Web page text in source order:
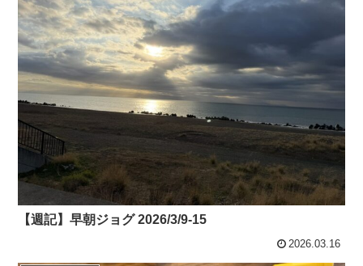
【週記】早朝ジョグ 2026/3/9-15
2026.03.16